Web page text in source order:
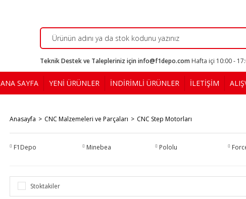
Teknik Destek ve Talepleriniz için info@f1depo.com Hafta içi 10:00 -
ANA SAYFA YENİ ÜRÜNLER İNDİRİMLİ ÜRÜNLER İLETİŞİM
Anasayfa CNC Malzemeleri ve Parçaları CNC Step Motorları
F1Depo Minebea Pololu
Stoktakiler